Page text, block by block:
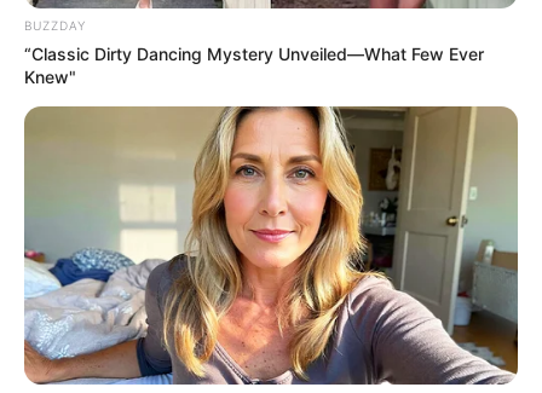
BUZZDAY
“Classic Dirty Dancing Mystery Unveiled—What Few Ever
Knew"